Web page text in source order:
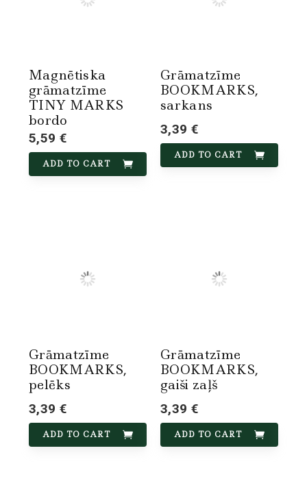
Magnētiska
grāmatzīme
TINY MARKS
bordo
5,59 €
ADD TO CART
Grāmatzīme
BOOKMARKS,
sarkans
3,39 €
ADD TO CART
Grāmatzīme
BOOKMARKS,
pelēks
3,39 €
ADD TO CART
Grāmatzīme
BOOKMARKS,
gaiši zaļš
3,39 €
ADD TO CART